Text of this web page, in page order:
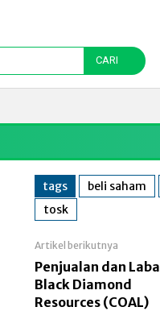
CARI
tags beli saham
tosk
Artikel berikutnya
Penjualan dan Laba
Black Diamond
Resources (COAL)